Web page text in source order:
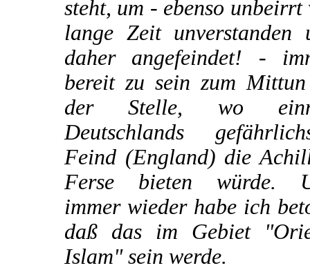
steht, um - ebenso unbeirrt
lange Zeit unverstanden
daher angefeindet! -
bereit zu sein zum
der Stelle, wo
Deutschlands
Feind (England) die
Ferse bieten würde.
immer wieder habe ich
daß das im Gebiet
Islam" sein werde.